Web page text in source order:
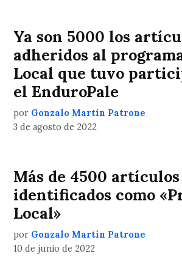
Ya son 5000 los
adheridos al
Local que tuvo
el EnduroPale
por Gonzalo Martín Patrone
3 de agosto de 2022
Más de 4500
identificados como
Local»
por Gonzalo Martín Patrone
10 de junio de 2022